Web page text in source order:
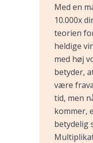
Med en
10.000x
teorien
heldige
med høj
betyder,
være
tid, men
kommer,
betydelig